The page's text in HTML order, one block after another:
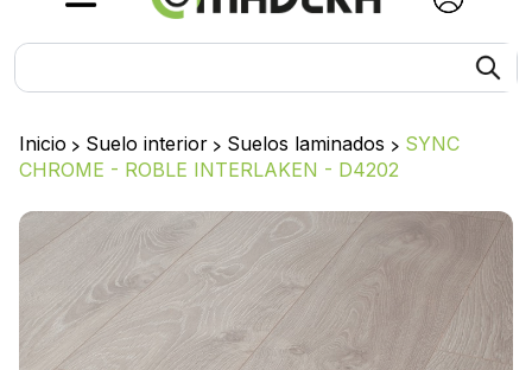
Inicio > Suelo interior > Suelos laminados > SYNC
CHROME - ROBLE INTERLAKEN - D4202